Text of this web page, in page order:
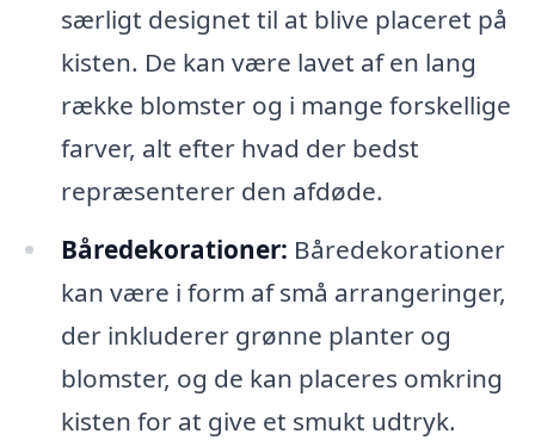
særligt designet til at blive placeret på
kisten. De kan være lavet af en lang
række blomster og i mange forskellige
farver, alt efter hvad der bedst
repræsenterer den afdøde.
Båredekorationer: Båredekorationer
kan være i form af små arrangeringer,
der inkluderer grønne planter og
blomster, og de kan placeres omkring
kisten for at give et smukt udtryk.